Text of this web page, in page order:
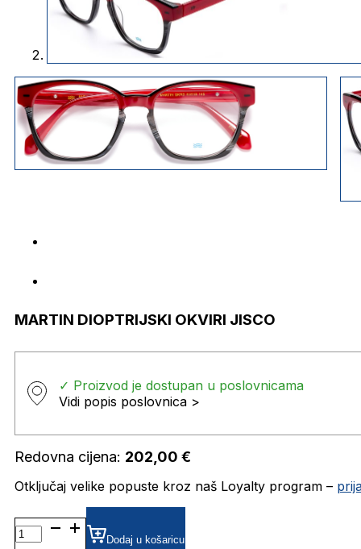
MARTIN DIOPTRIJSKI OKVIRI JISCO
✓ Proizvod je dostupan u poslovnicama
Vidi popis poslovnica >
Redovna cijena: 202,00 €
Otključaj velike popuste kroz naš Loyalty program –
MARTIN DIOPTRIJSKI
OKVIRI
Dodaj u košaricu